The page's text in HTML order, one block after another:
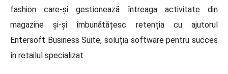
fashion care-și gestionează întreaga activitate din
magazine și-și îmbunătățesc retenția cu ajutorul
Entersoft Business Suite, soluția software pentru succes
în retailul specializat.